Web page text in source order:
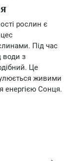
рослин є
Під час
води з
Це
живими
енергією Сонця.